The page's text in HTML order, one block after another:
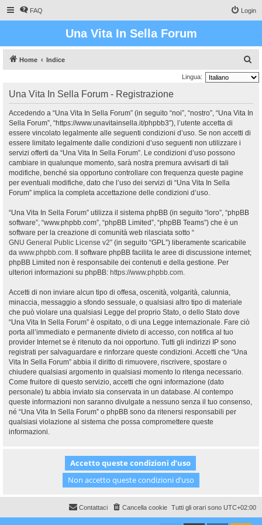
FAQ Login
Una Vita In Sella Forum
Home Indice
e
Lingua:
Una Vita In Sella Forum - Registrazione
Accedendo a “Una Vita In Sella Forum” (in seguito “noi”, “nostro”, “Una Vita In
Sella Forum”, “https://www.unavitainsella.it/phpbb3”), l’utente accetta di
essere vincolato legalmente alle seguenti condizioni d’uso. Se non accetti di
essere limitato legalmente dalle condizioni d’uso seguenti non utilizzare i
servizi offerti da “Una Vita In Sella Forum”. Le condizioni d’uso possono
cambiare in qualunque momento, sarà nostra premura avvisarti di tali
modifiche, benché sia opportuno controllare con frequenza queste pagine
per eventuali modifiche, dato che l’uso dei servizi di “Una Vita In Sella
Forum” implica la completa accettazione delle condizioni d’uso.
“Una Vita In Sella Forum” utilizza il sistema phpBB (in seguito “loro”, “phpBB
software”, “www.phpbb.com”, “phpBB Limited”, “phpBB Teams”) che è un
software per la creazione di comunità web rilasciata sotto “
GNU General Public License v2” (in seguito “GPL”) liberamente scaricabile
da www.phpbb.com. Il software phpBB facilita le aree di discussione internet;
phpBB Limited non è responsabile dei contenuti e della gestione. Per
ulteriori informazioni su phpBB: https://www.phpbb.com.
Accetti di non inviare alcun tipo di offesa, oscenità, volgarità, calunnia,
minaccia, messaggio a sfondo sessuale, o qualsiasi altro tipo di materiale
che può violare una qualsiasi Legge del proprio Stato, o dello Stato dove
“Una Vita In Sella Forum” è ospitato, o di una Legge internazionale. Fare ciò
porta all’immediato e permanente divieto di accesso, con notifica al tuo
provider Internet se è ritenuto da noi opportuno. Tutti gli indirizzi IP sono
registrati per salvaguardare e rinforzare queste condizioni. Accetti che “Una
Vita In Sella Forum” abbia il diritto di rimuovere, riscrivere, spostare o
chiudere qualsiasi argomento in qualsiasi momento lo ritenga necessario.
Come fruitore di questo servizio, accetti che ogni informazione (dato
personale) tu abbia inviato sia conservata in un database. Al contempo
queste informazioni non saranno divulgate a nessuno senza il tuo consenso,
né “Una Vita In Sella Forum” o phpBB sono da ritenersi responsabili per
qualsiasi violazione al sistema che possa compromettere queste
informazioni.
Tutti gli orari sono UTC+02:00
Cancella cookie
Contattaci